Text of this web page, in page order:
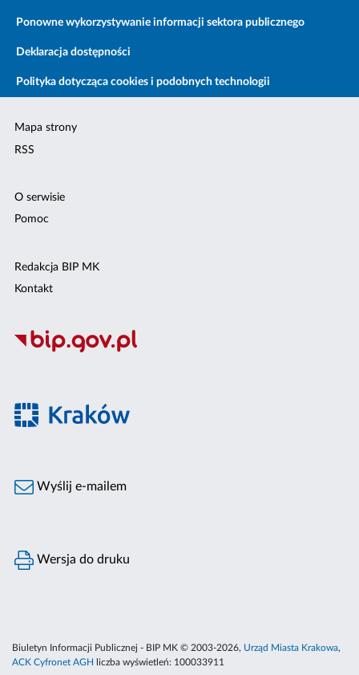
Ponowne wykorzystywanie informacji sektora publicznego
Deklaracja dostępności
Polityka dotycząca cookies i podobnych technologii
Mapa strony
RSS
O serwisie
Pomoc
Redakcja BIP MK
Kontakt
Wyślij e-mailem
Wersja do druku
Biuletyn Informacji Publicznej - BIP MK © 2003-2026, Urząd Miasta Krakowa,
ACK Cyfronet AGH
liczba wyświetleń: 100033911